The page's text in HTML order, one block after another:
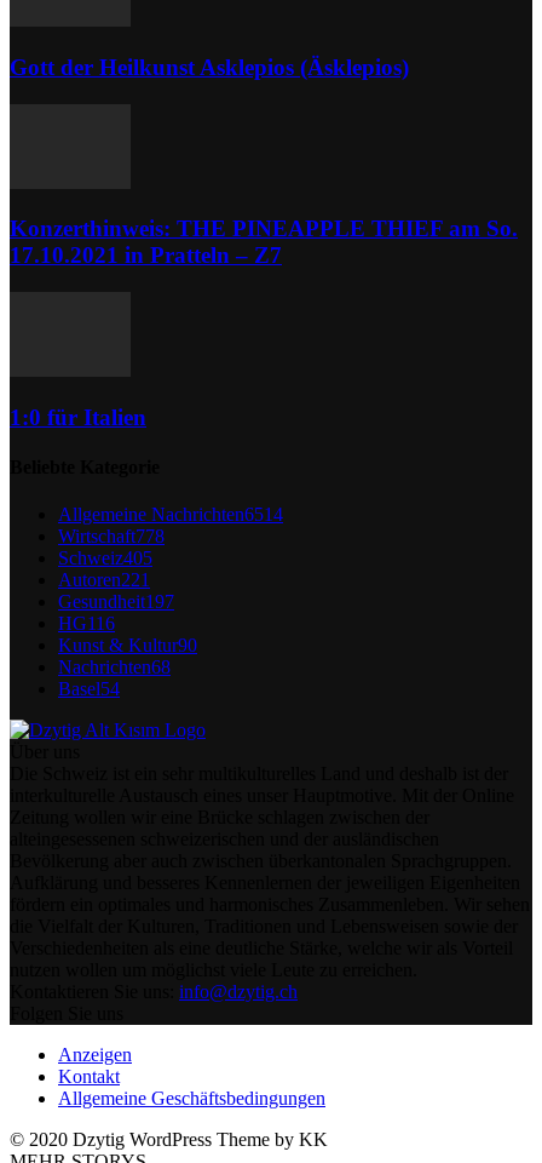
Gott der Heilkunst Asklepios (Äsklepios)
Konzerthinweis: THE PINEAPPLE THIEF am So.
17.10.2021 in Pratteln – Z7
1:0 für Italien
Allgemeine Nachrichten6514
Wirtschaft778
Schweiz405
Autoren221
Gesundheit197
HG116
Kunst & Kultur90
Nachrichten68
Basel54
info@dzytig.ch
Anzeigen
Kontakt
Allgemeine Geschäftsbedingungen
© 2020 Dzytig WordPress Theme by KK